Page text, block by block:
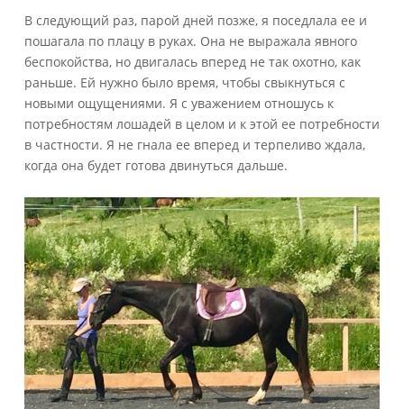
В следующий раз, парой дней позже, я поседлала ее и
пошагала по плацу в руках. Она не выражала явного
беспокойства, но двигалась вперед не так охотно, как
раньше. Ей нужно было время, чтобы свыкнуться с
новыми ощущениями. Я с уважением отношусь к
потребностям лошадей в целом и к этой ее потребности
в частности. Я не гнала ее вперед и терпеливо ждала,
когда она будет готова двинуться дальше.